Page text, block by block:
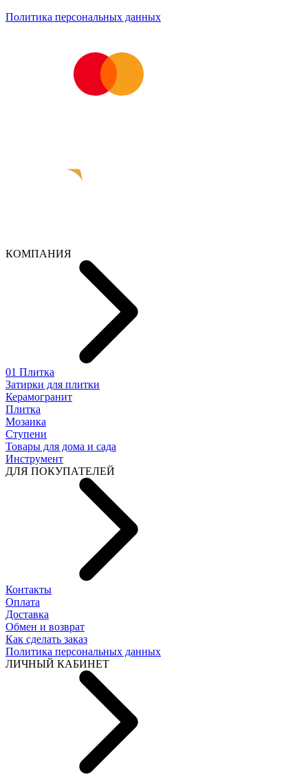
Политика персональных данных
КОМПАНИЯ
01 Плитка
Затирки для плитки
Керамогранит
Плитка
Мозаика
Ступени
Товары для дома и сада
Инструмент
ДЛЯ ПОКУПАТЕЛЕЙ
Контакты
Оплата
Доставка
Обмен и возврат
Как сделать заказ
Политика персональных данных
ЛИЧНЫЙ КАБИНЕТ